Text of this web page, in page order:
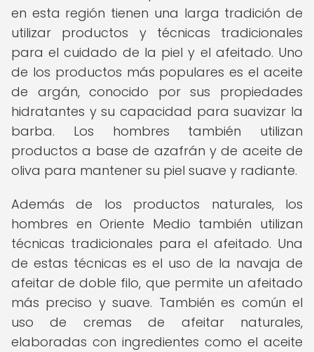
en esta región tienen una larga tradición de
utilizar productos y técnicas tradicionales
para el cuidado de la piel y el afeitado. Uno
de los productos más populares es el aceite
de argán, conocido por sus propiedades
hidratantes y su capacidad para suavizar la
barba. Los hombres también utilizan
productos a base de azafrán y de aceite de
oliva para mantener su piel suave y radiante.
Además de los productos naturales, los
hombres en Oriente Medio también utilizan
técnicas tradicionales para el afeitado. Una
de estas técnicas es el uso de la navaja de
afeitar de doble filo, que permite un afeitado
más preciso y suave. También es común el
uso de cremas de afeitar naturales,
elaboradas con ingredientes como el aceite